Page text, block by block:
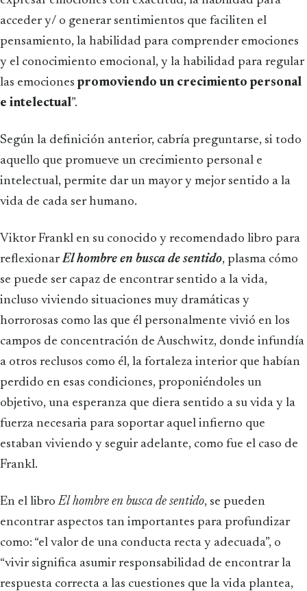
acceder y/ o generar sentimientos que faciliten el
pensamiento, la habilidad para comprender emociones
y el conocimiento emocional, y la habilidad para regular
las emocionespromoviendo un crecimiento personal
e intelectual”.
Según la definición anterior, cabría preguntarse, si todo
aquello que promueve un crecimiento personal e
intelectual, permite dar un mayor y mejor sentido a la
vida de cada ser humano.
Viktor Frankl en su conocido y recomendado libro para
reflexionarEl hombre en busca de sentido, plasma cómo
se puede ser capaz de encontrar sentido a la vida,
incluso viviendo situaciones muy dramáticas y
horrorosas como las que él personalmente vivió en los
campos de concentración de Auschwitz, donde infundía
a otros reclusos como él, la fortaleza interior que habían
perdido en esas condiciones, proponiéndoles un
objetivo, una esperanza que diera sentido a su vida y la
fuerza necesaria para soportar aquel infierno que
estaban viviendo y seguir adelante, como fue el caso de
Frankl.
En el libroEl hombre en busca de sentido, se pueden
encontrar aspectos tan importantes para profundizar
como: “el valor de una conducta recta y adecuada”, o
“vivir significa asumir responsabilidad de encontrar la
respuesta correcta a las cuestiones que la vida plantea,